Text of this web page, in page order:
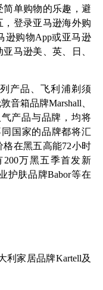
单购物的乐趣，避
登录亚马逊海外购
逊购物App或亚马逊
马逊美、英、日、
产品、飞利浦剃须
音箱品牌Marshall、
气产品与品牌，均将
国家的品牌都将汇
在黑五高能72小时
万黑五季首发新
护肤品牌Babor等在
利家居品牌Kartell及